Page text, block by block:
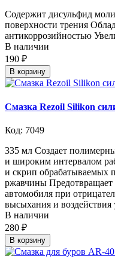
Содержит дисульфид
поверхности трения
антикоррозийностью
В наличии
190 ₽
В корзину
Смазка Rezoil Silikon
Код: 7049
335 мл Создает
и широким интервалом
и скрип обрабатываемых
ржавчины Предотвращает
автомобиля при
высыхания и воздействия
В наличии
280 ₽
В корзину